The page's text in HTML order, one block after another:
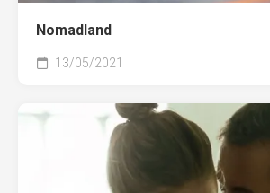
Nomadland
13/05/2021